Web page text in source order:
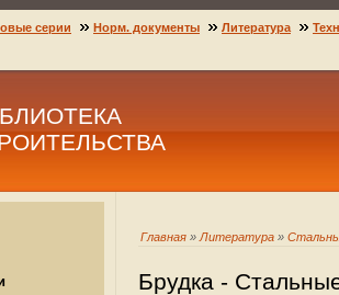
Главная » Литература »
Брудка -
серии Норм. документы Литература